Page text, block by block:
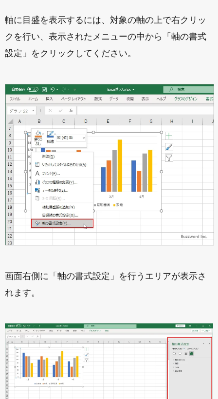
軸に目盛を表示するには、対象の軸の上で右クリッ
クを行い、表示されたメニューの中から「軸の書式
設定」をクリックしてください。
画面右側に「軸の書式設定」を行うエリアが表示さ
れます。